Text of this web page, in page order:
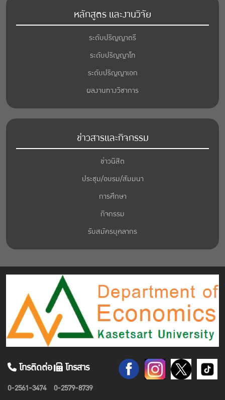
หลักสูตร และงานวิจัย
ระดับปริญญาตรี
ระดับปริญญาโท
ระดับปริญญาเอก
ผลงานทางวิชาการ
ข่าวสารและกิจกรรม
ข่าวนิสิต
ประชุม/อบรม/สัมมนา
การศึกษา
กิจกรรม
รับสมัครบุคลากร
โทรติดต่อ
0-2561-3474
โทรสาร
0-2579-8739